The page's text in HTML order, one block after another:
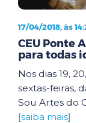
17/04/2018, às
CEU Ponte
para todas
Nos dias 19,
sextas-feiras,
Sou Artes do
[saiba mais]